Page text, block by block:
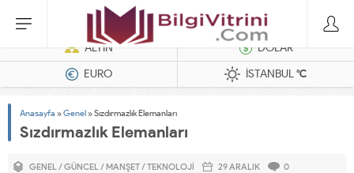
Dizel Jeneratörler
ALTIN
DOLAR
EURO
İSTANBUL°C
Anasayfa »Genel »Sızdırmazlık Elemanları
Sızdırmazlık Elemanları
GENEL/GÜNCEL/ MANŞET/TEKNOLOJI 29 ARALIK
0